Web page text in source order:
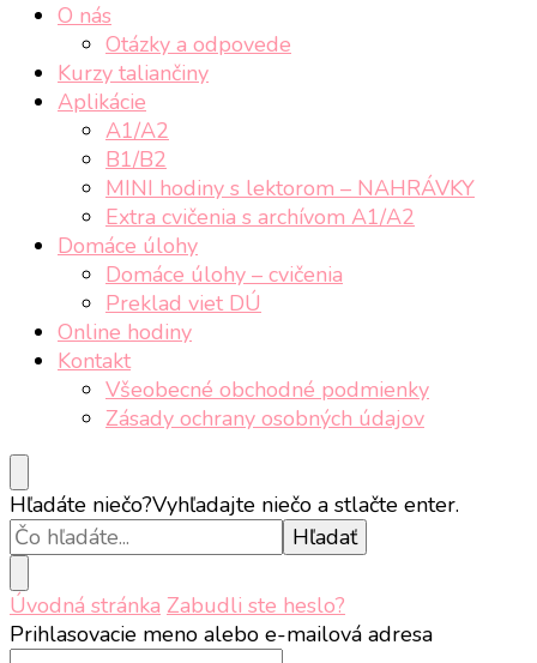
O nás
Otázky a odpovede
Kurzy taliančiny
Aplikácie
A1/A2
B1/B2
MINI hodiny s lektorom – NAHRÁVKY
Extra cvičenia s archívom A1/A2
Domáce úlohy
Domáce úlohy – cvičenia
Preklad viet DÚ
Online hodiny
Kontakt
Všeobecné obchodné podmienky
Zásady ochrany osobných údajov
Hľadáte niečo?Vyhľadajte niečo a stlačte enter.
Úvodná stránka Zabudli ste heslo?
Prihlasovacie meno alebo e-mailová adresa